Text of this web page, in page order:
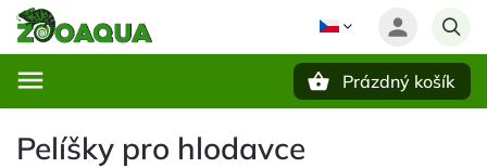
Prázdný košík
Pelíšky pro hlodavce